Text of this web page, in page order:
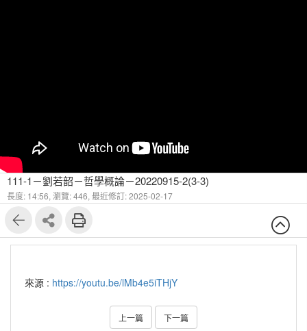
111-1－劉若韶－哲學概論－20220915-2(3-3)
長度: 14:56, 瀏覽: 446, 最近修訂: 2025-02-17
來源 : https://youtu.be/lMb4e5iTHjY
上一篇 下一篇